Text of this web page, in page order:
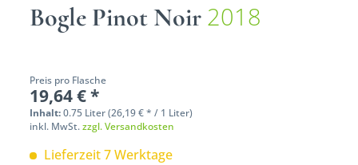
Bogle Pinot Noir 2018
Preis pro Flasche
19,64 € *
Inhalt:0.75 Liter (26,19 € * / 1 Liter)
inkl. MwSt.zzgl. Versandkosten
Lieferzeit 7 Werktage